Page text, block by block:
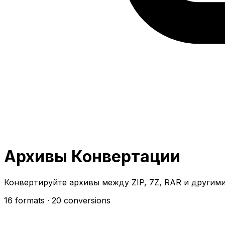
Архивы Конвертации
Конвертируйте архивы между ZIP, 7Z, RAR и
16 formats · 20 conversions